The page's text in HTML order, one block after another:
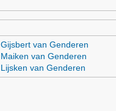
Gijsbert van Genderen
Maiken van Genderen
Lijsken van Genderen